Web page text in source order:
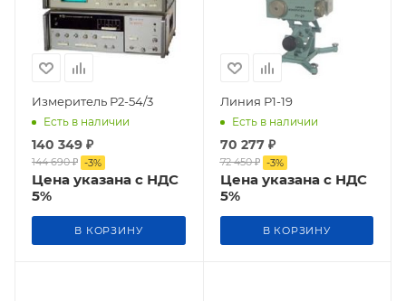
Измеритель Р2-54/3
Есть в наличии
140 349 ₽
144 690₽ -3%
Цена указана с НДС
5%
В КОРЗИНУ
Линия Р1-19
Есть в наличии
70 277₽
72 450₽ -3%
Цена указана с НДС
5%
В КОРЗИНУ